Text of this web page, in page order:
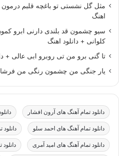
مثل گل نشستی تو باغچه قلبم درمون
اهنگ
سیو چشمون قد بلندی دارنی ابرو
کلوانی + دانلود اهنگ
تا گنی برو من تی روبرو ابی عالی +
یار جنگی من چشمون رنگی من فرشاد
دانلود تمام آهنگ های آرون افشار
دانلود تمام آهنگ های احمد سلو
دانلود تمام آهنگ های امید آمری